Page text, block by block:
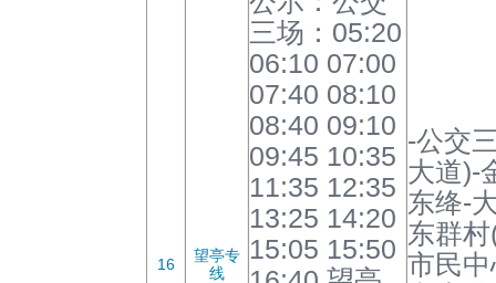
16
望亭专
线
三场：05:20
06:10 07:00
07:40 08:10
08:40 09:10
09:45 10:35
11:35 12:35
13:25 14:20
15:05 15:50
-公交
大道)-
东绛-
东群
市民